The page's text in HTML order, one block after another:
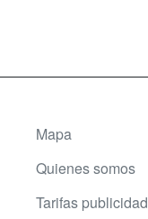
Mapa
Quienes somos
Tarifas publicidad